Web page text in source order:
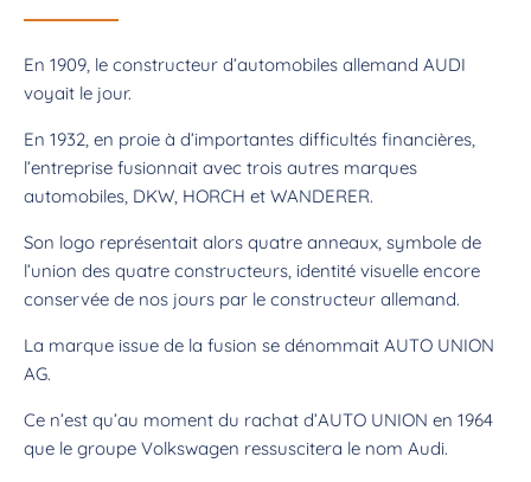
En 1909, le constructeur d’automobiles allemand AUDI
voyait le jour.
En 1932, en proie à d’importantes difficultés financières,
l’entreprise fusionnait avec trois autres marques
automobiles, DKW, HORCH et WANDERER.
Son logo représentait alors quatre anneaux, symbole de
l’union des quatre constructeurs, identité visuelle encore
conservée de nos jours par le constructeur allemand.
La marque issue de la fusion se dénommait AUTO UNION
AG.
Ce n’est qu’au moment du rachat d’AUTO UNION en 1964
que le groupe Volkswagen ressuscitera le nom Audi.